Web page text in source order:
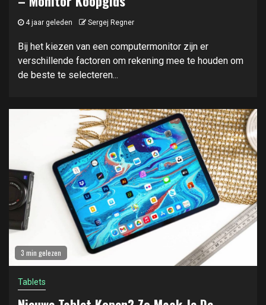
4 jaar geleden Sergej Regner
Bij het kiezen van een computermonitor zijn er
verschillende factoren om rekening mee te houden om
de beste te selecteren...
3 min gelezen
Tablets